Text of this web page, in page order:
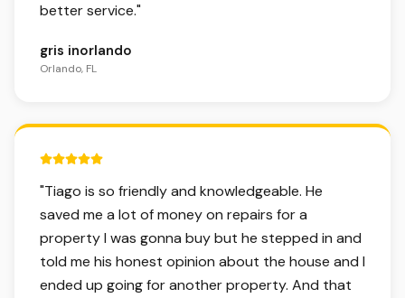
better service."
gris inorlando
Orlando, FL
5 out of 5 stars.
"Tiago is so friendly and knowledgeable. He
saved me a lot of money on repairs for a
property I was gonna buy but he stepped in and
told me his honest opinion about the house and I
ended up going for another property. And that